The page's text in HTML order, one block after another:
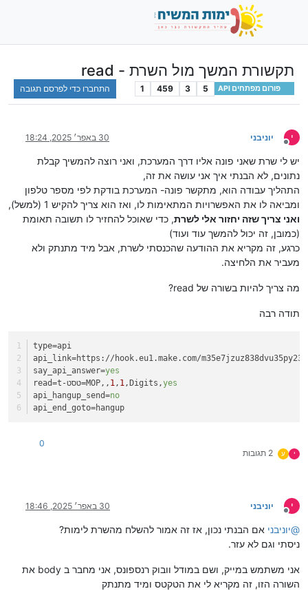
תקשורת המשך מול השרת - read
פורום מפתחים API 5
3
459
1 התחברו כדי לפרסם תגובה
י
מנותק
יוניבני 30 באפר׳ 2025, 18:24
יש לי שרת שאני פונה אליו דרך המערכת, ואני רוצה להמשיך קבלת
נתונים, לא הבנתי איך אני עושה את זה,
התהליך עבודה הוא, מתקשר פונה- המערכת בודקת לפי מספר טלפון
ומביאה לו את האפשרויות המתאימות לו, ואז הוא צריך להקיש 1 (למשל),
ואני צריך שזה יחזור אלי לשרת, כדי שאוכל להחזיר לו תשובה תאומת
(כמובן, זה יכול להמשך עוד ועוד)
כרגע, זה מקריא את ההודעה שהכנסתי לשרת, אבל מיד מתנתק ולא
מעביר את הלחיצה.
מה צריך להיות בשורה של read?
תודה רבה
type=api
api_link=https://hook.eu1.make.com/
say_api_answer=yes
read
=t-טסט=MOP,, 1, 1,Digits,yes
api_hangup_send=no
api_end_goto=hangup
י ע 2 תגובות
0
י
מנותק
יוניבני 30 באפר׳ 2025, 18:46
@יוניבני אם הבנתי נכון, אז זה אמור להשלח מהשרת לימות?
ניסתי וגם לא עזר.
אני משתמש במייק, ושם במודל וובוק רנספונס, אני מחבר ב body את
השורה הזו, זה מקריא לי את הטקטס ומיד מתנתק